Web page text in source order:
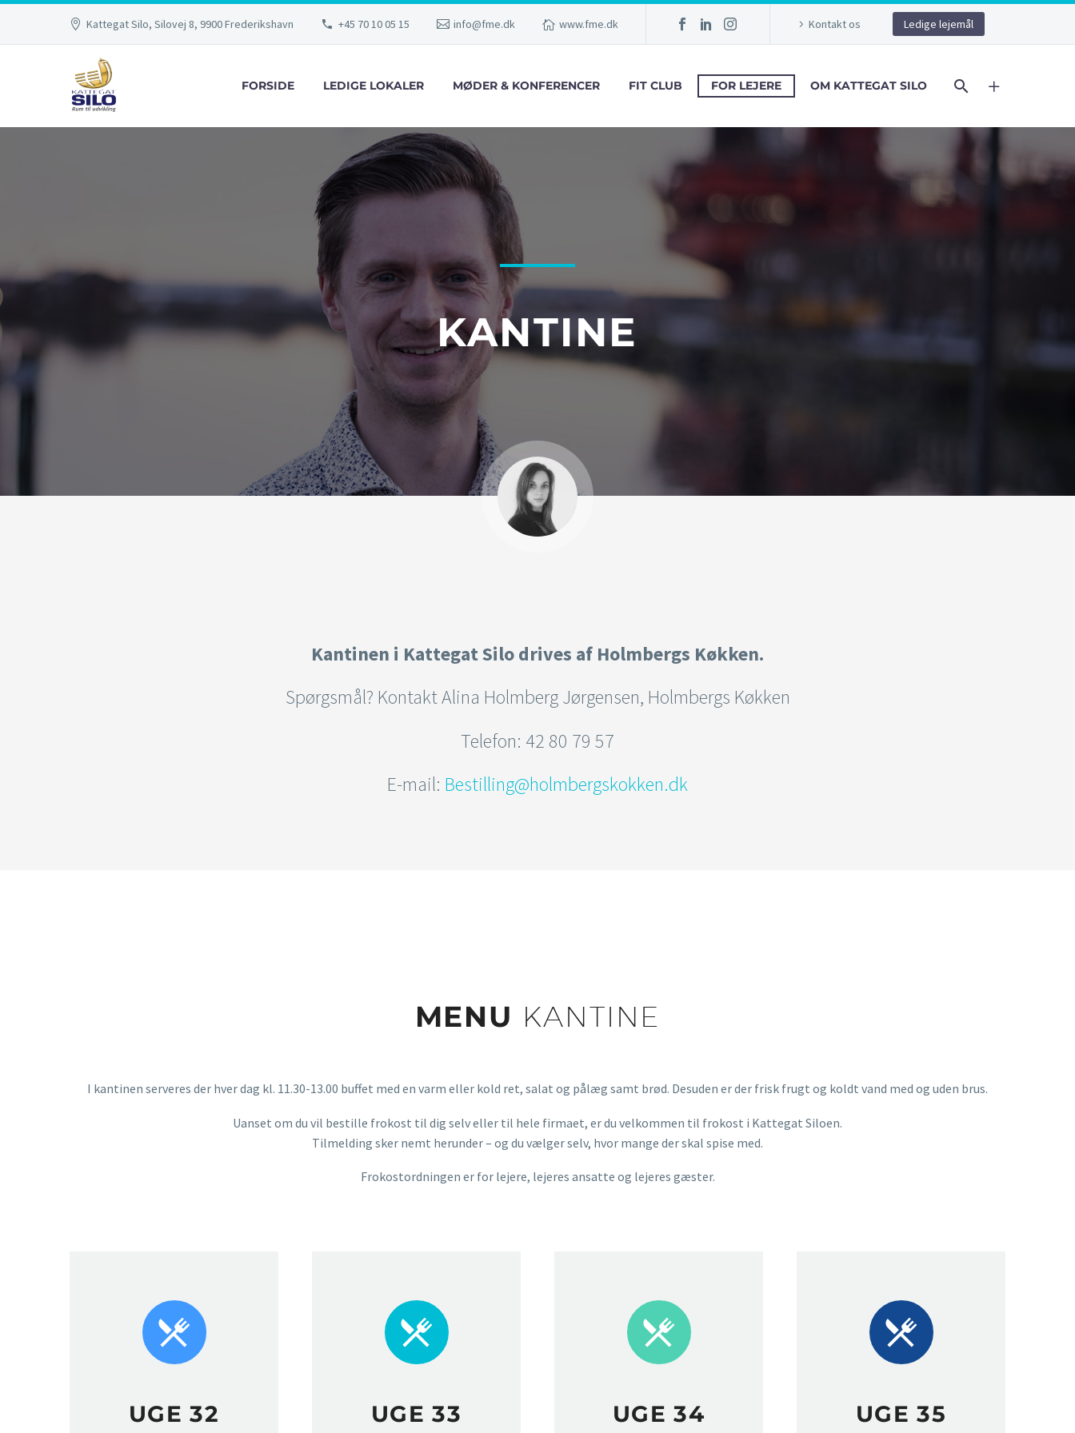
Kattegat Silo, Silovej 8, 9900 Frederikshavn +45 70 10 05 15 info@fme.dk www.fme.dk Kontakt os Ledige lejemål
FORSIDE LEDIGE LOKALER MØDER & KONFERENCER FIT CLUB FOR LEJERE OM KATTEGAT SILO
KANTINE
Kantinen i Kattegat Silo drives af Holmbergs Køkken.
Spørgsmål? Kontakt Alina Holmberg Jørgensen, Holmbergs Køkken
Telefon: 42 80 79 57
E-mail: Bestilling@holmbergskokken.dk
MENU KANTINE
I kantinen serveres der hver dag kl. 11.30-13.00 buffet med en varm eller kold ret, salat og pålæg samt brød. Desuden er der frisk frugt og koldt vand med og uden brus.
Uanset om du vil bestille frokost til dig selv eller til hele firmaet, er du velkommen til frokost i Kattegat Siloen.
Tilmelding sker nemt herunder – og du vælger selv, hvor mange der skal spise med.
Frokostordningen er for lejere, lejeres ansatte og lejeres gæster.


UGE 32


UGE 33


UGE 34


UGE 35